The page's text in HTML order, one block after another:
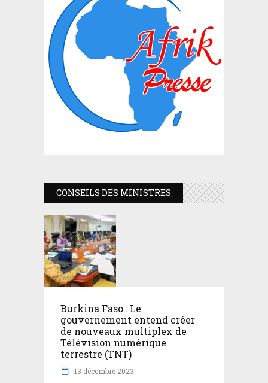
CONSEILS DES MINISTRES
Burkina Faso : Le
gouvernement entend créer
de nouveaux multiplex de
Télévision numérique
terrestre (TNT)
13 décembre 2023